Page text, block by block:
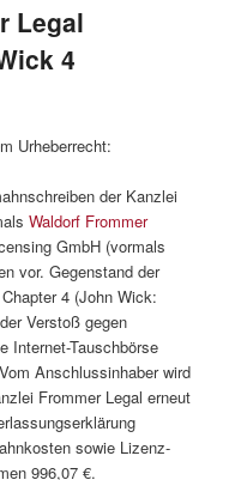
Legal
4
Urheberrecht:
der Kanzlei
Waldorf Frommer
GmbH (vormals
vor. Gegenstand der
4 (John Wick:
Verstoß gegen
Internet-Tauschbörse
Anschlussinhaber wird
Frommer Legal erneut
sowie Lizenz-
996,07 €.